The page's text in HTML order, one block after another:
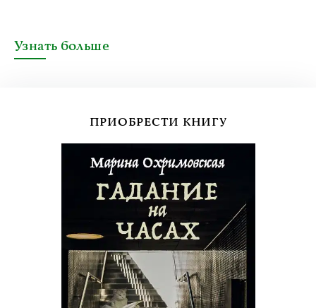
Узнать больше
ПРИОБРЕСТИ КНИГУ